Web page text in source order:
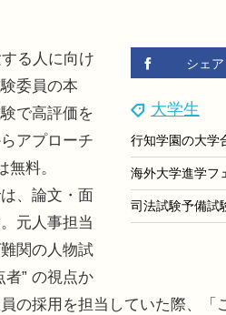
シェア
大学生
る人に向け
委員の本
で高評価を
アプローチ
料。
、論文・面
元人事担当
関の人物試
者” の視点か
の採用を担当していた際、「